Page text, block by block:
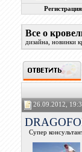
Регистрация
Все о
дизайна, новинки
26.09.2012,
Супер